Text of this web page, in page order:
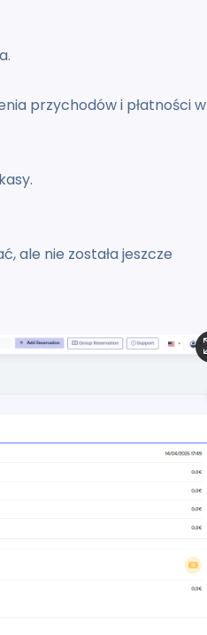
przychodów i płatności w
ale nie została jeszcze